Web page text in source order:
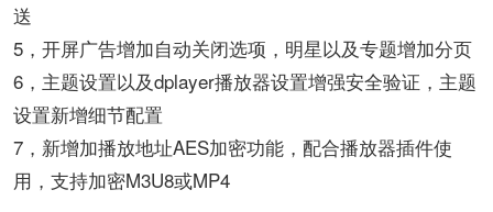
送
5，开屏广告增加自动关闭选项，明星以及专题增加分页
6，主题设置以及dplayer播放器设置增强安全验证，主题
设置新增细节配置
7，新增加播放地址AES加密功能，配合播放器插件使
用，支持加密M3U8或MP4